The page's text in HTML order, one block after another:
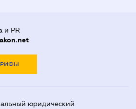
и PR
юридический